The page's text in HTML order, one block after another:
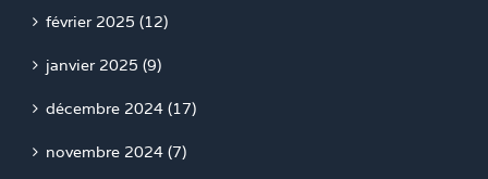
février 2025 (12)
janvier 2025 (9)
décembre 2024 (17)
novembre 2024 (7)